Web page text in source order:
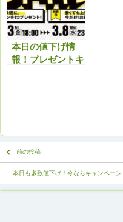
本日の値下げ情
報！プレゼントキ
前の投稿
本日も多数値下げ！今ならキャンペー